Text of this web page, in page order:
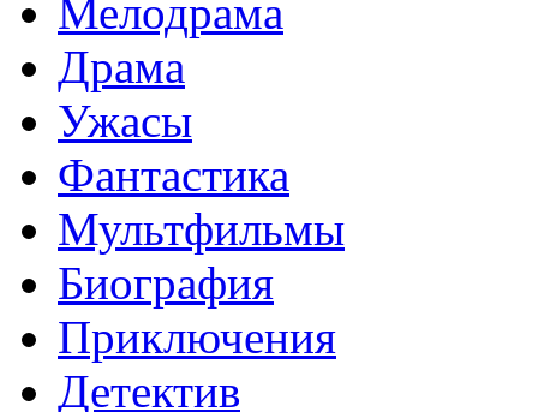
Мелодрама
Драма
Ужасы
Фантастика
Мультфильмы
Биография
Приключения
Детектив